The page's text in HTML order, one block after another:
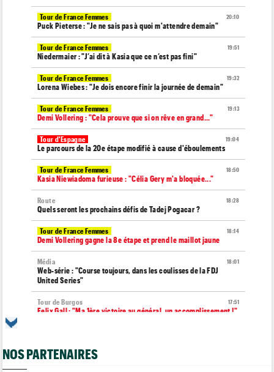
20:10
Tour de France Femmes
Puck Pieterse : "Je ne sais pas à quoi m'attendre demain"
19:51
Tour de France Femmes
Niedermaier : "J’ai dit à Kasia que ce n’est pas fini"
19:32
Tour de France Femmes
Lorena Wiebes : "Je dois encore finir la journée de demain"
19:13
Tour de France Femmes
Demi Vollering : "Cela prouve que si on rêve en grand..."
19:04
Tour d'Espagne
Le parcours de la 20e étape modifié à cause d'éboulements
18:50
Tour de France Femmes
Kasia Niewiadoma furieuse : "Célia Gery m'a bloquée..."
18:28
Route
Quels seront les prochains défis de Tadej Pogacar ?
18:14
Tour de France Femmes
Demi Vollering gagne la 8e étape et prend le maillot jaune
18:01
Média
Web-série : "Course toujours, dans les coulisses de la FDJ
United Series"
17:51
Tour de Burgos
Felix Gall : "Ma 1ère victoire au général, un accomplissement !"
propre..."
NOS PARTENAIRES